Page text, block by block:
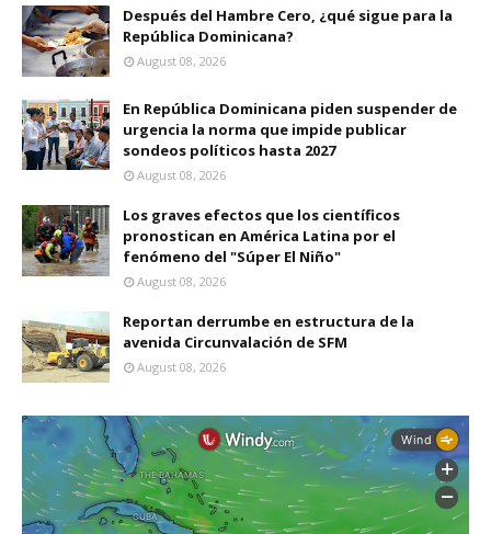
Después del Hambre Cero, ¿qué sigue para la
República Dominicana?
August 08, 2026
En República Dominicana piden suspender de
urgencia la norma que impide publicar
sondeos políticos hasta 2027
August 08, 2026
Los graves efectos que los científicos
pronostican en América Latina por el
fenómeno del "Súper El Niño"
August 08, 2026
Reportan derrumbe en estructura de la
avenida Circunvalación de SFM
August 08, 2026